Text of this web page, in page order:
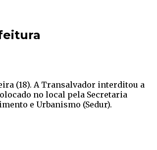
(18). A Transalvador interditou a
no local pela Secretaria
e Urbanismo (Sedur).